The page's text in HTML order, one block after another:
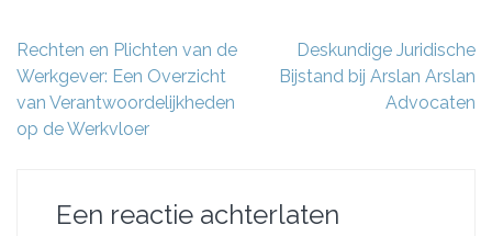
Berichtnavigatie
Rechten en Plichten van de
Werkgever: Een Overzicht
van Verantwoordelijkheden
op de Werkvloer
Deskundige Juridische
Bijstand bij Arslan Arslan
Advocaten
Een reactie achterlaten